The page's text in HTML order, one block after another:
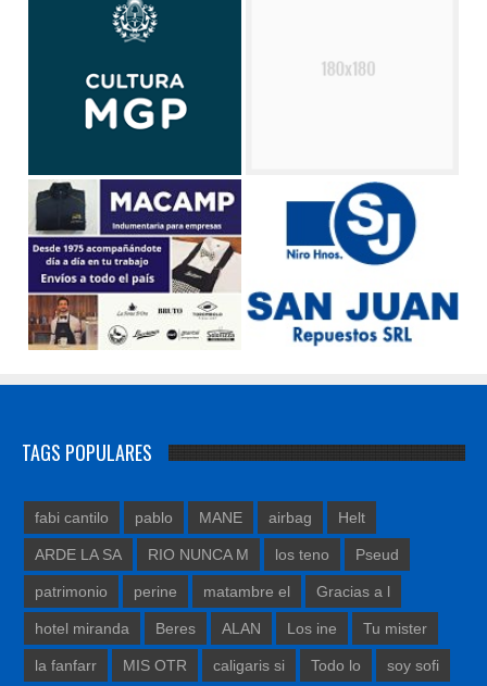
TAGS POPULARES
fabi cantilo pablo MANE airbag Helt
ARDE LA SA RIO NUNCA M los teno Pseud
patrimonio perine matambre el Gracias a l
hotel miranda Beres ALAN Los ine Tu mister
la fanfarr MIS OTR caligaris si Todo lo soy sofi